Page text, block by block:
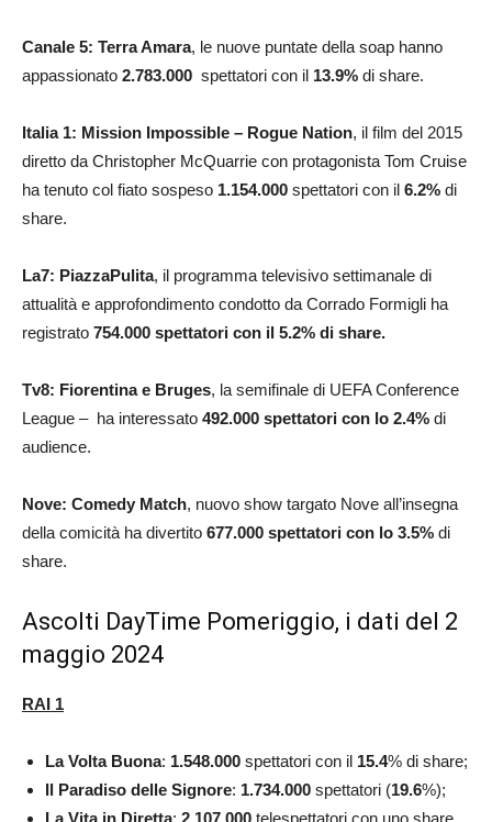
Canale 5: Terra Amara, le nuove puntate della soap hanno
appassionato 2.783.000 spettatori con il 13.9% di share.
Italia 1: Mission Impossible – Rogue Nation, il film del 2015
diretto da Christopher McQuarrie con protagonista Tom Cruise
ha tenuto col fiato sospeso 1.154.000 spettatori con il 6.2% di
share.
La7: PiazzaPulita, il programma televisivo settimanale di
attualità e approfondimento condotto da Corrado Formigli ha
registrato 754.000 spettatori con il 5.2% di share.
Tv8: Fiorentina e Bruges, la semifinale di UEFA Conference
League – ha interessato 492.000 spettatori con lo 2.4% di
audience.
Nove: Comedy Match, nuovo show targato Nove all’insegna
della comicità ha divertito 677.000 spettatori con lo 3.5% di
share.
Ascolti DayTime Pomeriggio, i dati del 2
maggio 2024
RAI 1
La Volta Buona: 1.548.000 spettatori con il 15.4% di share;
Il Paradiso delle Signore: 1.734.000 spettatori (19.6%);
La Vita in Diretta: 2.107.000 telespettatori con uno share